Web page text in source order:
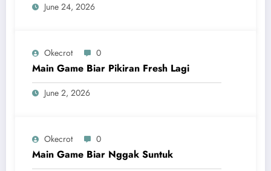
June 24, 2026
Okecrot 0
Main Game Biar Pikiran Fresh Lagi
June 2, 2026
Okecrot 0
Main Game Biar Nggak Suntuk